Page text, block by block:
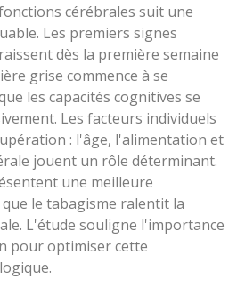
cérébrales suit une
Les premiers signes
dès la première semaine
grise commence à se
les capacités cognitives se
Les facteurs individuels
: l'âge, l'alimentation et
jouent un rôle déterminant.
une meilleure
le tabagisme ralentit la
L'étude souligne l'importance
pour optimiser cette